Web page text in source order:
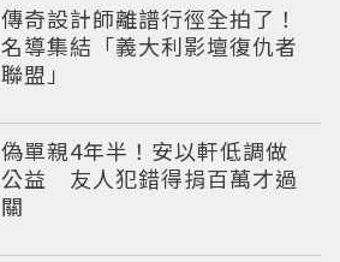
傳奇設計師離譜行徑全拍了！
名導集結「義大利影壇復仇者
聯盟」
偽單親4年半！安以軒低調做
公益 友人犯錯得捐百萬才過
關